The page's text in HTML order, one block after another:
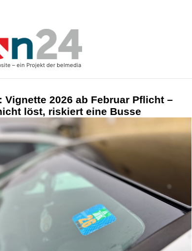
Vignette 2026 ab Februar Pflicht –
löst, riskiert eine Busse